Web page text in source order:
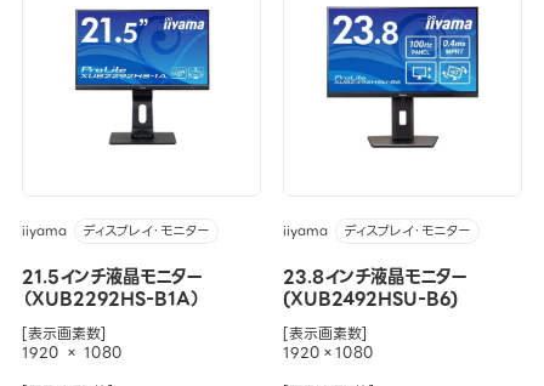
iiyama ディスプレイ・モニター
21.5インチ液晶モニター
（XUB2292HS-B1A）
[表示画素数]
1920 × 1080
iiyama ディスプレイ・モニター
23.8インチ液晶モニター
(XUB2492HSU-B6)
[表示画素数]
1920×1080